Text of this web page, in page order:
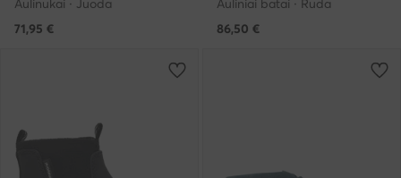
Aulinukai · Juoda
71,95 €
Auliniai batai · Ruda
86,50 €